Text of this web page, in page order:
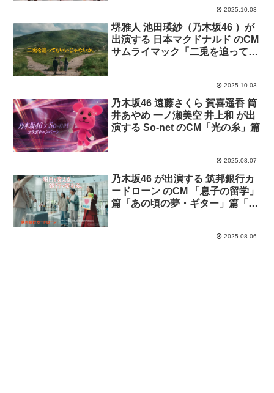
2025.10.03
堺雅人 池田瑛紗（乃木坂46 ）が
出演する 日本マクドナルド のCM
サムライマック「二兎を追っても
2025.10.03
乃木坂46 遠藤さくら 賀喜遥香 筒
井あやめ 一ノ瀬美空 井上和 が出
演する So-net のCM「光の糸」篇
2025.08.07
乃木坂46 が出演する 筑邦銀行カ
ードローン のCM 「息子の留学」
篇「あの頃の夢・ギター」篇「ロ
2025.08.06